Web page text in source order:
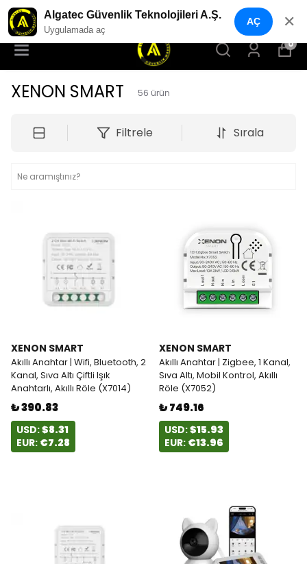
YENI NESIL GÜVENLIK GEÇIŞ SISTEMLERI
0
XENON SMART 56 ürün
Filtrele Sırala
XENON SMART
Akıllı Anahtar | Wifi, Bluetooth, 2
Kanal, Sıva Altı Çiftli Işık
Anahtarlı, Akıllı Röle (X7014)
₺ 390.83
USD:$8.31
EUR: €7.28
XENON SMART
Akıllı Anahtar | Zigbee, 1 Kanal,
Sıva Altı, Mobil Kontrol, Akıllı
Röle (X7052)
₺ 749.16
USD:$15.93
EUR: €13.96
Algatec Güvenlik Teknolojileri A.Ş.
Uygulamada aç
AÇ ✕